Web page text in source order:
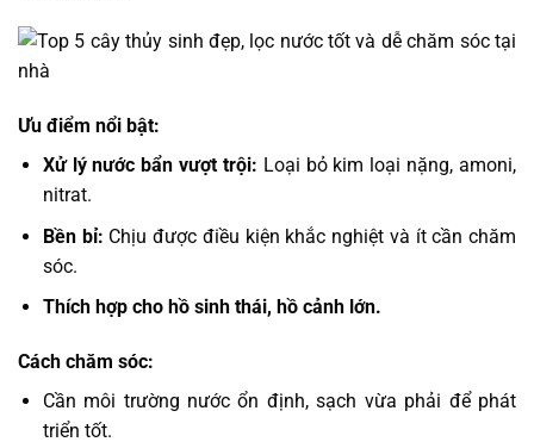
Ưu điểm nổi bật:
Xử lý nước bẩn vượt trội: Loại bỏ kim loại nặng, amoni,
nitrat.
Bền bỉ: Chịu được điều kiện khắc nghiệt và ít cần chăm
sóc.
Thích hợp cho hồ sinh thái, hồ cảnh lớn.
Cách chăm sóc:
Cần môi trường nước ổn định, sạch vừa phải để phát
triển tốt.